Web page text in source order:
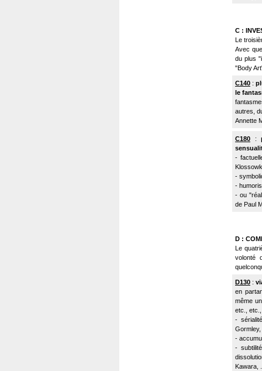
C :
Le
Avec
du plus
"Body
C140 :
le
autres,
Annette
C180 :
-
-
-
- ou
de Paul
D :
Le
volonté
D130 :
en
même
etc.,
-
-
-
Kawara,